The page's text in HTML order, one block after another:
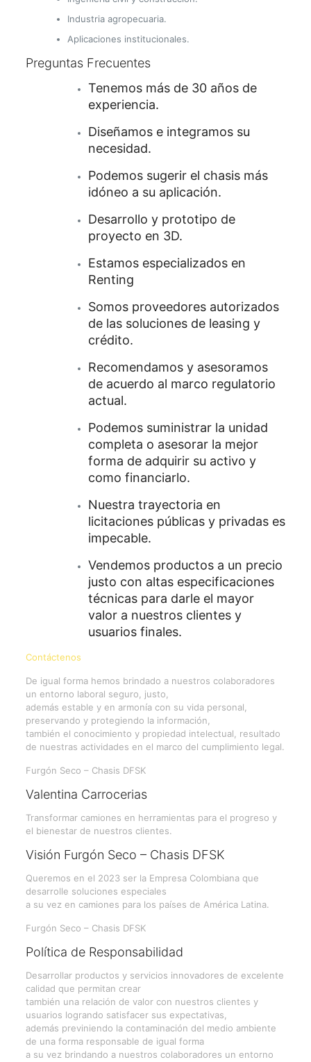
Industria agropecuaria.
Aplicaciones institucionales.
Preguntas Frecuentes
Tenemos más de 30 años de
experiencia.
Diseñamos e integramos su
necesidad.
Podemos sugerir el chasis más
idóneo a su aplicación.
Desarrollo y prototipo de
proyecto en 3D.
Estamos especializados en
Renting
Somos proveedores autorizados
de las soluciones de leasing y
crédito.
Recomendamos y asesoramos
de acuerdo al marco regulatorio
actual.
Podemos suministrar la unidad
completa o asesorar la mejor
forma de adquirir su activo y
como financiarlo.
Nuestra trayectoria en
licitaciones públicas y privadas es
impecable.
Vendemos productos a un precio
justo con altas especificaciones
técnicas para darle el mayor
valor a nuestros clientes y
usuarios finales.
Contáctenos
De igual forma hemos brindado a nuestros colaboradores
un entorno laboral seguro, justo,
además estable y en armonía con su vida personal,
preservando y protegiendo la información,
también el conocimiento y propiedad intelectual, resultado
de nuestras actividades en el marco del cumplimiento legal.
Furgón Seco – Chasis DFSK
Valentina Carrocerias
Transformar camiones en herramientas para el progreso y
el bienestar de nuestros clientes.
Visión Furgón Seco – Chasis DFSK
Queremos en el 2023 ser la Empresa Colombiana que
desarrolle soluciones especiales
a su vez en camiones para los países de América Latina.
Furgón Seco – Chasis DFSK
Política de Responsabilidad
Desarrollar productos y servicios innovadores de excelente
calidad que permitan crear
también una relación de valor con nuestros clientes y
usuarios logrando satisfacer sus expectativas,
además previniendo la contaminación del medio ambiente
de una forma responsable de igual forma
a su vez brindando a nuestros colaboradores un entorno